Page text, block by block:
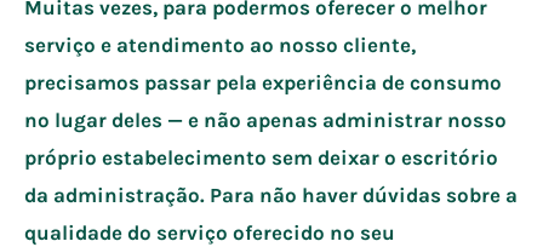
Muitas vezes, para podermos oferecer o melhor
serviço e atendimento ao nosso cliente,
precisamos passar pela experiência de consumo
no lugar deles — e não apenas administrar nosso
próprio estabelecimento sem deixar o escritório
da administração. Para não haver dúvidas sobre a
qualidade do serviço oferecido no seu